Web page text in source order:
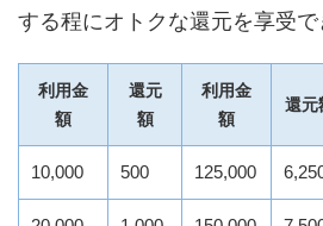
する程にオトクな還元を享受で
利用金
額
還元
額
利用金
額
還元
10,000 500 125,000